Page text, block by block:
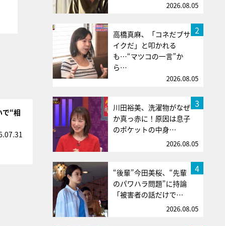
“相
2026.08.05
2
高橋真麻、「コネだブサ
イクだ」と叩かれる
も…“マツコの一言”か
ら…
2026.08.05
3
川田裕美、洗濯物がなぜ
か真っ赤に！原因は息子
のポケットの中身…
2026.08.05
4
“後輩”今田美桜、“先輩
のパワハラ問題”に持論
「被害者の話だけで…
2026.08.05